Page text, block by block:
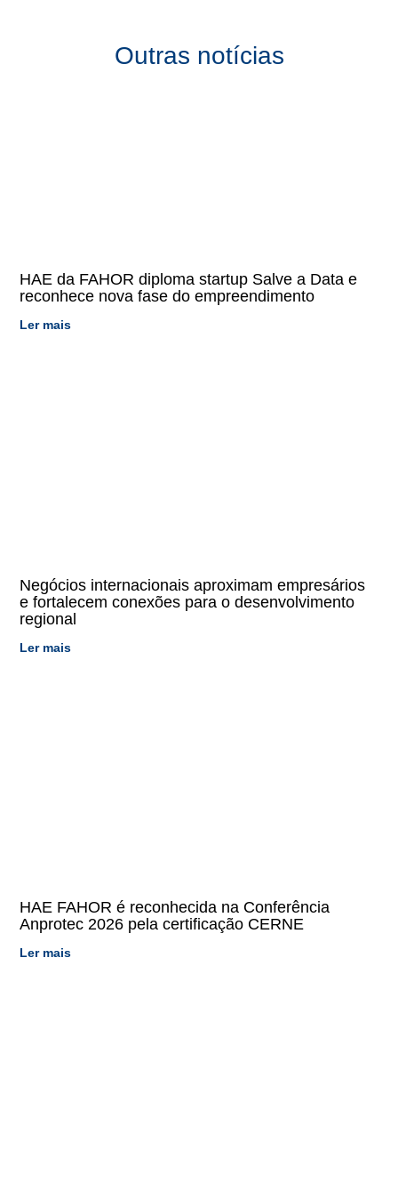
Outras notícias
HAE da FAHOR diploma startup Salve a Data e
reconhece nova fase do empreendimento
Ler mais
Negócios internacionais aproximam empresários
e fortalecem conexões para o desenvolvimento
regional
Ler mais
HAE FAHOR é reconhecida na Conferência
Anprotec 2026 pela certificação CERNE
Ler mais